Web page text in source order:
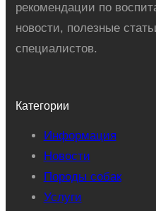
рекомендации по
новости, полезные
специалистов.
Категории
Информация
Новости
Породы собак
Услуги